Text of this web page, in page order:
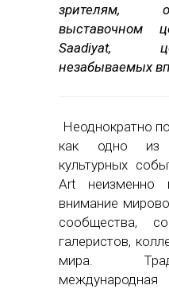
зрителям,
выставочном
Saadiyat,
незабываемых
Неоднократно
как одно из
культурных
Art неизменно
внимание
сообщества,
галеристов,
мира.